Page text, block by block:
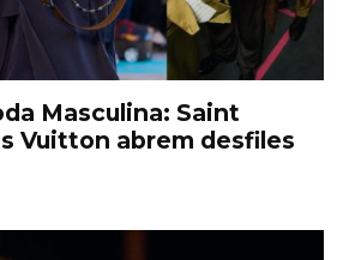
Masculina: Saint
Vuitton abrem desfiles